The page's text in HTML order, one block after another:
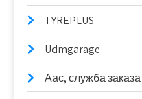
TYREPLUS
Udmgarage
Аас, служба